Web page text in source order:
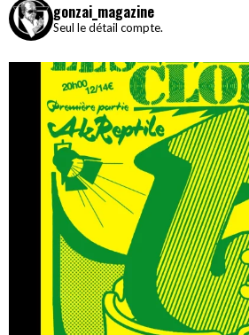
gonzai_magazine
Seul le détail compte.